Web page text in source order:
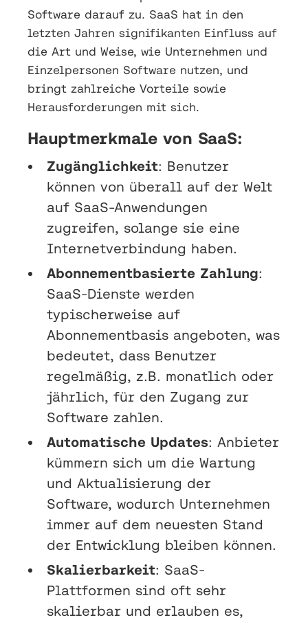
Software darauf zu. SaaS hat in den
letzten Jahren signifikanten Einfluss auf
die Art und Weise, wie Unternehmen und
Einzelpersonen Software nutzen, und
bringt zahlreiche Vorteile sowie
Herausforderungen mit sich.
Hauptmerkmale von SaaS:
Zugänglichkeit: Benutzer
können von überall auf der Welt
auf SaaS-Anwendungen
zugreifen, solange sie eine
Internetverbindung haben.
Abonnementbasierte Zahlung:
SaaS-Dienste werden
typischerweise auf
Abonnementbasis angeboten, was
bedeutet, dass Benutzer
regelmäßig, z.B. monatlich oder
jährlich, für den Zugang zur
Software zahlen.
Automatische Updates: Anbieter
kümmern sich um die Wartung
und Aktualisierung der
Software, wodurch Unternehmen
immer auf dem neuesten Stand
der Entwicklung bleiben können.
Skalierbarkeit: SaaS-
Plattformen sind oft sehr
skalierbar und erlauben es,